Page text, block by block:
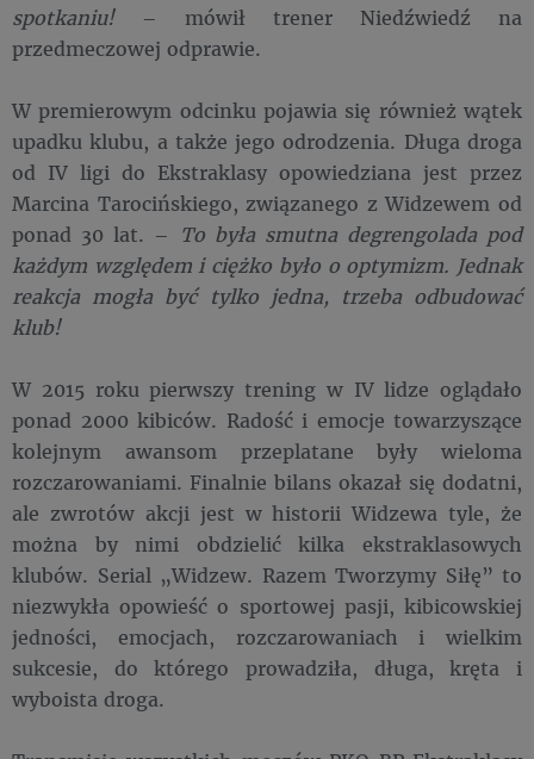
spotkaniu! – mówił trener Niedźwiedź na
przedmeczowej odprawie.
W premierowym odcinku pojawia się również wątek
upadku klubu, a także jego odrodzenia. Długa droga
od IV ligi do Ekstraklasy opowiedziana jest przez
Marcina Tarocińskiego, związanego z Widzewem od
ponad 30 lat. –
To była smutna degrengolada pod
każdym względem i ciężko było o optymizm. Jednak
reakcja mogła być tylko jedna, trzeba odbudować
klub!
W 2015 roku pierwszy trening w IV lidze oglądało
ponad 2000 kibiców. Radość i emocje towarzyszące
kolejnym awansom przeplatane były wieloma
rozczarowaniami. Finalnie bilans okazał się dodatni,
ale zwrotów akcji jest w historii Widzewa tyle, że
można by nimi obdzielić kilka ekstraklasowych
klubów. Serial „Widzew. Razem Tworzymy Siłę” to
niezwykła opowieść o sportowej pasji, kibicowskiej
jedności, emocjach, rozczarowaniach i wielkim
sukcesie, do którego prowadziła, długa, kręta i
wyboista droga.